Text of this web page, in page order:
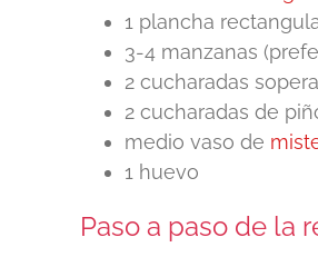
1 plancha
3-4 manzanas
2 cucharadas
2 cucharadas de
medio vaso de
1 huevo
Paso a paso de la